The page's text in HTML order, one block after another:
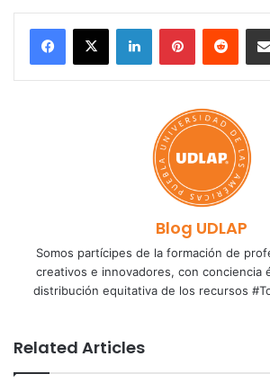
LinkedInPinterest
Blog UDLAP
Somos partícipes de la formación de
creativos e innovadores, con conciencia
distribución equitativa de los recursos
Related Articles